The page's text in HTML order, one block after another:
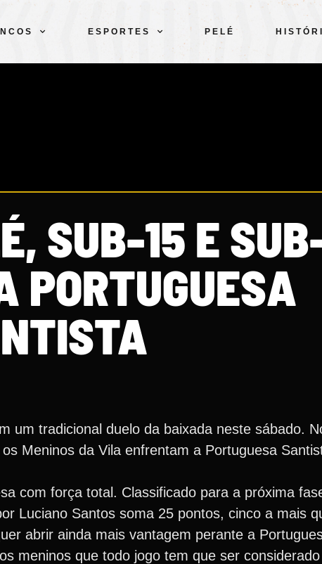
ESPORTES PELÉ
CLUBE
SUB-15 E
PORTUGUESA
um tradicional duelo da baixada neste sábado.
Meninos da Vila enfrentam a Portuguesa
com força total. Classificado para a próxima
Luciano Santos soma 25 pontos, cinco a mais
abrir ainda mais vantagem perante a
meninos que todo jogo tem que ser